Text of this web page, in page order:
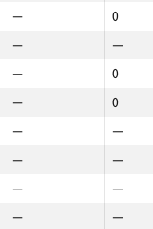
—
0
—
—
—
0
—
0
—
—
—
—
—
—
—
—
—
0
—
—
—
0
—
0
—
—
—
—
—
—
—
—